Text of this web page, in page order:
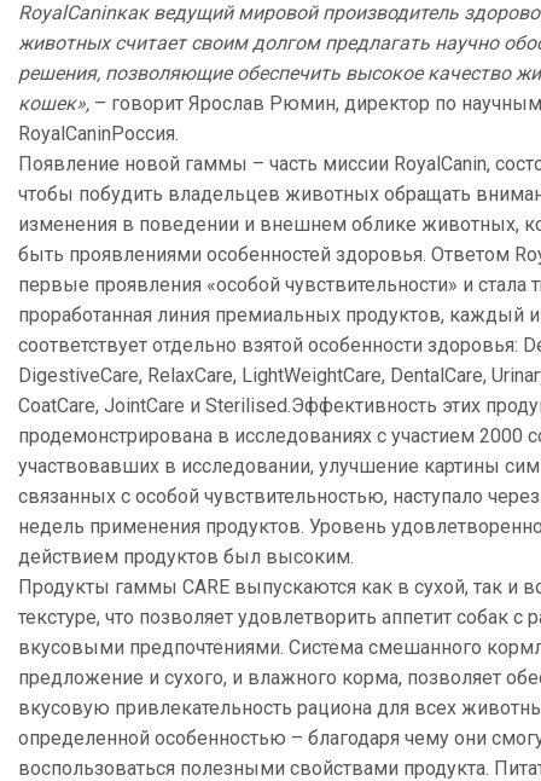
RoyalCaninкак ведущий мировой производитель
животных считает своим долгом предлагать научно
решения, позволяющие обеспечить высокое качество
кошек», – говорит Ярослав Рюмин, директор по
RoyalCaninРоссия.
Появление новой гаммы – часть миссии RoyalCanin,
чтобы побудить владельцев животных обращать
изменения в поведении и внешнем облике животных,
быть проявлениями особенностей здоровья. Ответом
первые проявления «особой чувствительности» и стала
проработанная линия премиальных продуктов, каждый
соответствует отдельно взятой особенности здоровья:
DigestiveCare, RelaxCare, LightWeightCare, DentalCare,
CoatCare, JointCare и Sterilised.Эффективность этих
продемонстрирована в исследованиях с участием 2000
участвовавших в исследовании, улучшение картины
связанных с особой чувствительностью, наступало
недель применения продуктов. Уровень
действием продуктов был высоким.
Продукты гаммы CARE выпускаются как в сухой, так и
текстуре, что позволяет удовлетворить аппетит собак с
вкусовыми предпочтениями. Система смешанного
предложение и сухого, и влажного корма, позволяет
вкусовую привлекательность рациона для всех
определенной особенностью – благодаря чему они
воспользоваться полезными свойствами продукта.